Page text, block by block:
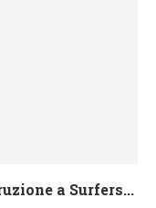
a Surfers...